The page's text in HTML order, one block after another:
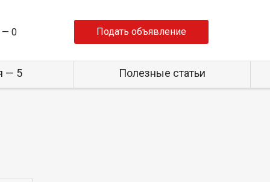
— 0 Подать объявление
— 5 Полезные статьи